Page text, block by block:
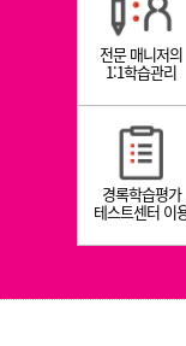
전문 매니저의
1:1학습관리
경록학습평가
테스트센터 이